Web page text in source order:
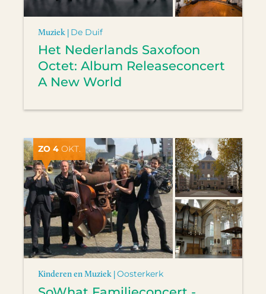
Muziek | De Duif
Het Nederlands Saxofoon
Octet: Album Releaseconcert
A New World
ZO 4 OKT.
Kinderen en Muziek |Oosterkerk